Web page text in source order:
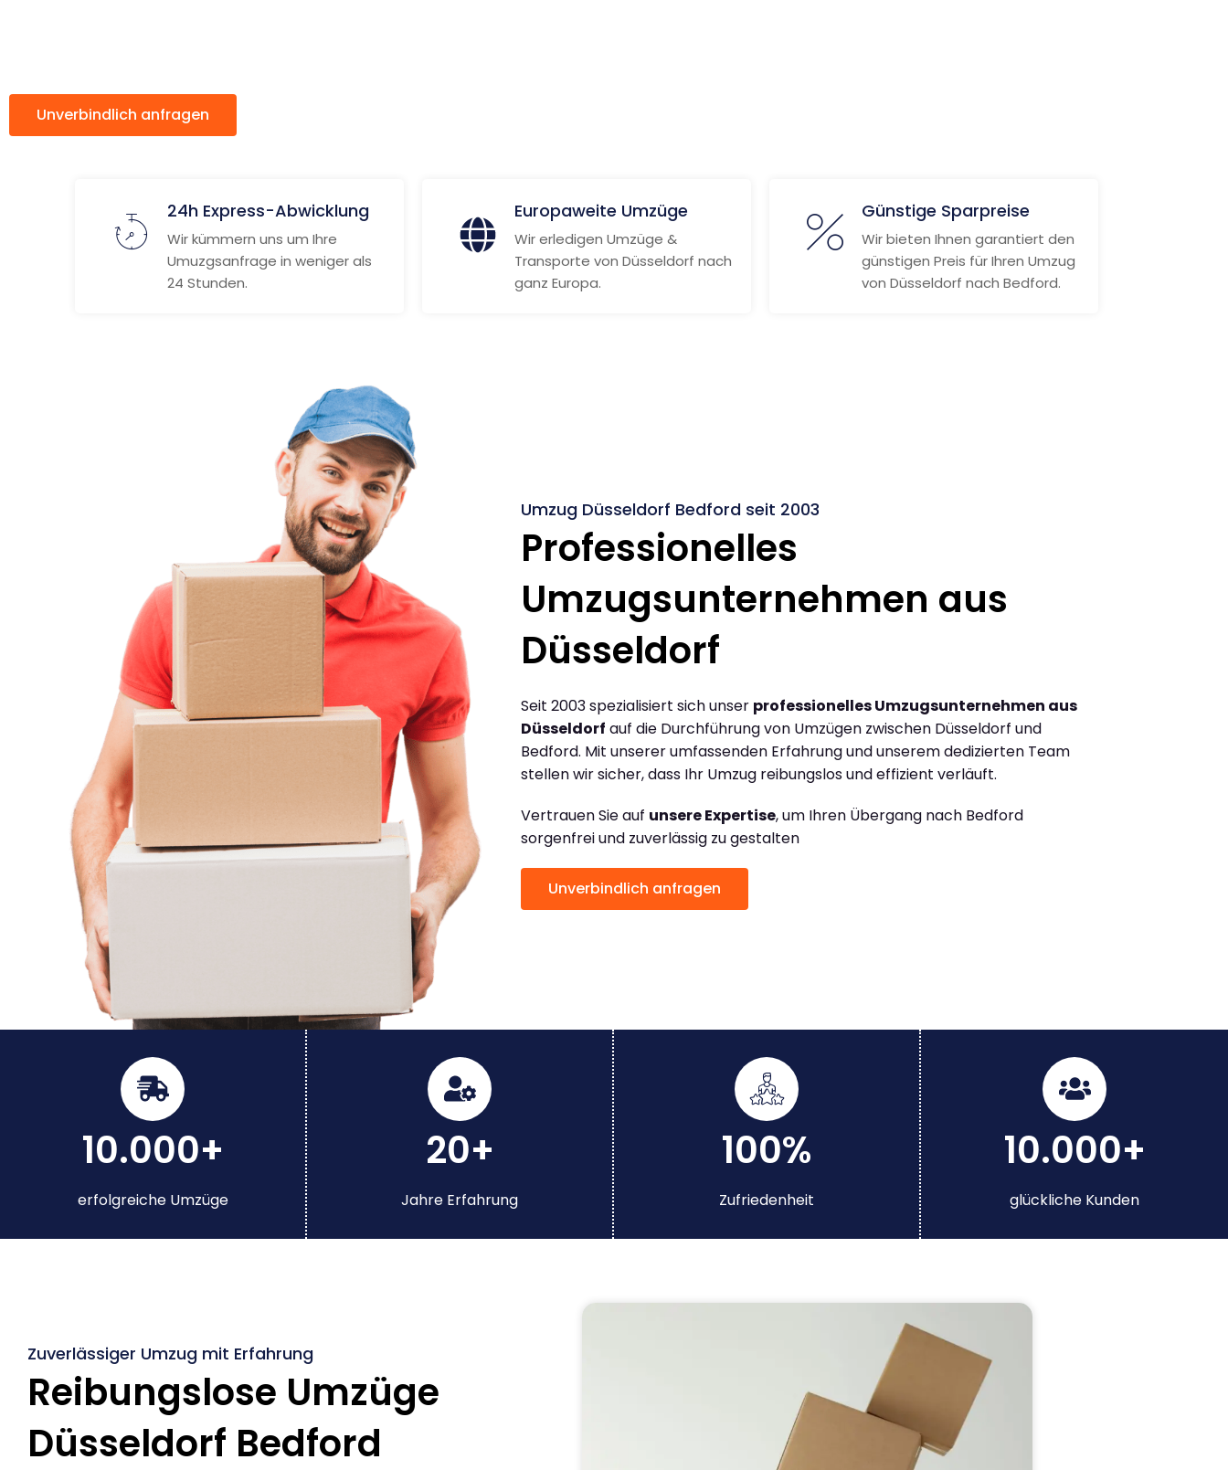
Unverbindlich anfragen
24h Express-Abwicklung
Wir kümmern uns um Ihre
Umuzgsanfrage in weniger als
24 Stunden.
Europaweite Umzüge
Wir erledigen Umzüge &
Transporte von Düsseldorf nach
ganz Europa.
Günstige Sparpreise
Wir bieten Ihnen garantiert den
günstigen Preis für Ihren Umzug
von Düsseldorf nach Bedford.
Umzug Düsseldorf Bedford seit 2003
Professionelles
Umzugsunternehmen aus
Düsseldorf
Seit 2003 spezialisiert sich unser professionelles Umzugsunternehmen aus
Düsseldorf auf die Durchführung von Umzügen zwischen Düsseldorf und
Bedford. Mit unserer umfassenden Erfahrung und unserem dedizierten Team
stellen wir sicher, dass Ihr Umzug reibungslos und effizient verläuft.
Vertrauen Sie auf unsere Expertise, um Ihren Übergang nach Bedford
sorgenfrei und zuverlässig zu gestalten
Unverbindlich anfragen
10.000+
erfolgreiche Umzüge
20+
Jahre Erfahrung
100%
Zufriedenheit
10.000+
glückliche Kunden
Zuverlässiger Umzug mit Erfahrung
Reibungslose Umzüge
Düsseldorf Bedford